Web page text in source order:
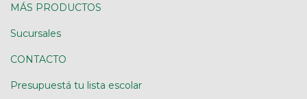
MÁS PRODUCTOS
Sucursales
CONTACTO
Presupuestá tu lista escolar